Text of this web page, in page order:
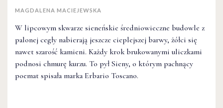
MAGDALENA MACIEJEWSKA
W lipcowym skwarze sieneńskie średniowieczne budowle z
palonej cegły nabierają jeszcze cieplejszej barwy, żółci się
nawet szarość kamieni. Każdy krok brukowanymi uliczkami
podnosi chmurę kurzu. To pył Sieny, o którym pachnący
poemat spisała marka Erbario Toscano.